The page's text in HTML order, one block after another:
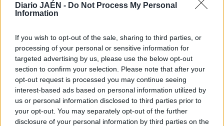
Diario JAÉN - Do Not Process My Personal
Information
If you wish to opt-out of the sale, sharing to third parties, or
processing of your personal or sensitive information for
targeted advertising by us, please use the below opt-out
section to confirm your selection. Please note that after your
opt-out request is processed you may continue seeing
interest-based ads based on personal information utilized by
us or personal information disclosed to third parties prior to
your opt-out. You may separately opt-out of the further
disclosure of your personal information by third parties on the
Jaén
andaluzas afectadas por la
ampliación de la alerta
alimentaria por Listeria